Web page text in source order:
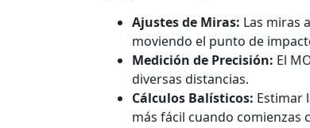
Ajustes de Miras: Las miras
moviendo el punto de
Medición de Precisión: El
diversas distancias.
Cálculos Balísticos: Estimar
más fácil cuando comienzas